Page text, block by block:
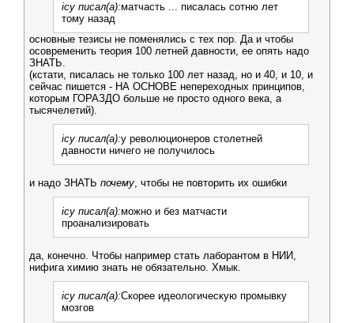
icy писал(а):матчасть ... писалась сотню лет
тому назад
основные тезисы не поменялись с тех пор. Да и чтобы
осовременить теория 100 летней давности, ее опять надо
ЗНАТЬ.
(кстати, писалась не только 100 лет назад, но и 40, и 10, и
сейчас пишется - НА ОСНОВЕ непереходных принципов,
которым ГОРАЗДО больше не просто одного века, а
тысячелетий).
icy писал(а):у революционеров столетней
давности ничего не получилось
и надо ЗНАТЬ почему, чтобы не повторить их ошибки
icy писал(а):можно и без матчасти
проанализировать
да, конечно. Чтобы например стать лаборантом в НИИ,
нифига химию знать не обязательно. Хмык.
icy писал(а):Скорее идеологическую промывку
мозгов